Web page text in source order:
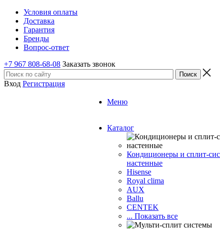
Условия оплаты
Доставка
Гарантия
Бренды
Вопрос-ответ
+7 967 808-68-08 Заказать звонок
Вход Регистрация
Меню
Каталог
Кондиционеры и сплит-
настенные
Hisense
Royal clima
AUX
Ballu
CENTEK
... Показать все